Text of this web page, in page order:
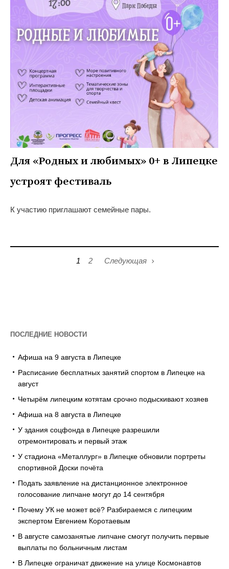
Для «Родных и любимых» 0+ в Липецке
устроят фестиваль
К участию приглашают семейные пары.
1 2 Следующая
ПОСЛЕДНИЕ НОВОСТИ
Афиша на 9 августа в Липецке
Расписание бесплатных занятий спортом в Липецке на
август
Четырём липецким котятам срочно подыскивают хозяев
Афиша на 8 августа в Липецке
У здания соцфонда в Липецке разрешили
отремонтировать и первый этаж
У стадиона «Металлург» в Липецке обновили портреты
спортивной Доски почёта
Подать заявление на дистанционное электронное
голосование липчане могут до 14 сентября
Почему УК не может всё? Разбираемся с липецким
экспертом Евгением Коротаевым
В августе самозанятые липчане смогут получить первые
выплаты по больничным листам
В Липецке ограничат движение на улице Космонавтов